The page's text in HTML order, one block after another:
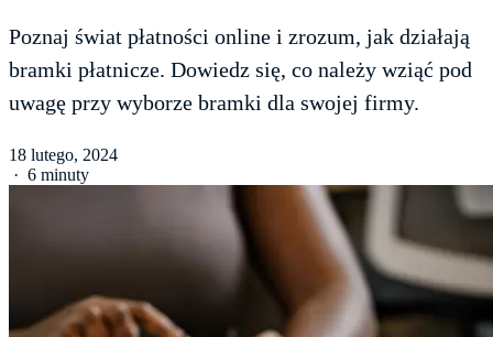
Poznaj świat płatności online i zrozum, jak działają
bramki płatnicze. Dowiedz się, co należy wziąć pod
uwagę przy wyborze bramki dla swojej firmy.
18 lutego, 2024
· 6 minuty